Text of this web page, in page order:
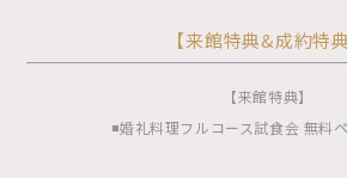
【来館特典&成約特典
【来館特典】
◾️婚礼料理フルコース試食会 無料